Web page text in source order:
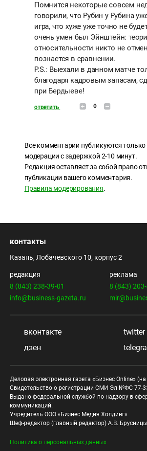
Помнится некоторые совсем
говорили, что Рубин у Рубина
игра, что хуже уже точно не
очень умен был Эйнштейн:
относительности никто не
познается в сравнении.
P.S.: Выехали в данном матче
благодаря кадровым запасам,
при Бердыеве!
ответить 0
Все комментарии публикуются только
модерации с задержкой 2-10 минут.
Редакция оставляет за собой право
публикации вашего комментария.
Правила модерирования.
контакты
Казань, Лобачевского 10, корпус 2
редакция
8 (843) 238-39-01
info@business-gazeta.ru
реклама
8 (843)
вконтакте
twitter
дзен
Деловая электронная газета «Бизнес Online» (на
Свидетельство о регистрации СМИ Эл №ФС 77-
Выдано федеральной службой по надзору в
коммуникаций.
Учредитель ООО «Бизнес Медия Холдинг»
Шеф-редактор (главный редактор) А.В.
Политика о персональных данных